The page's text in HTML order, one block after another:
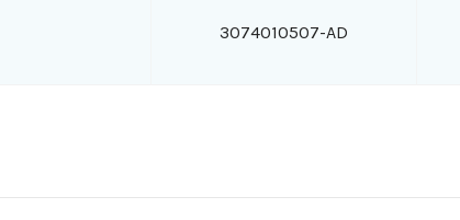
3074010507-AD